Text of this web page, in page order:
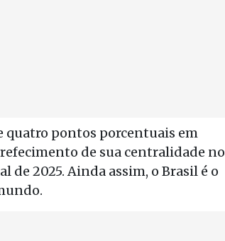
quatro pontos porcentuais em
de sua centralidade no
2025. Ainda assim, o Brasil é o